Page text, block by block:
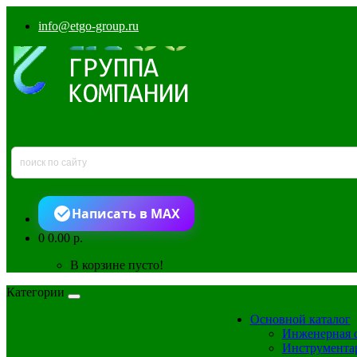
info@etgo-group.ru
Написать в MAX
00.00 р.
В корзине пусто!
Категории
Основной каталог
Инженерная